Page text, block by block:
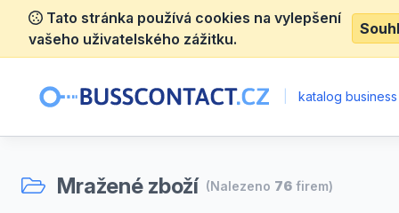
Tato stránka používá cookies na vylepšení
vašeho uživatelského zážitku.
katalog
Mražené zboží (Nalezeno 76 firem)